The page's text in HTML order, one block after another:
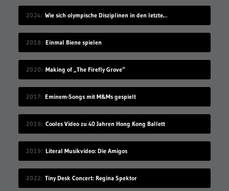
2024 Wie sich olympische Disziplinen in den letzten 100 Jahren geändert haben
2018 Einmal Biene spielen
2020 Making of „The Firefly Grove“
2017 Eminem-Songs mit M&Ms gespielt
2019 Cooles Video zu 40 Jahren Hong Kong Ballett
2019 Literal Musikvideo: Die Amigos
2022 Tiny Desk Concert: Regina Spektor